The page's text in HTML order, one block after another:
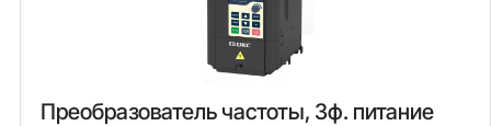
Преобразователь частоты, 3ф. питание